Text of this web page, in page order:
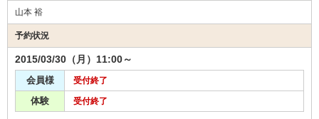
山本 裕
予約状況
2015/03/30（月）11:00～
会員様 受付終了
体験 受付終了